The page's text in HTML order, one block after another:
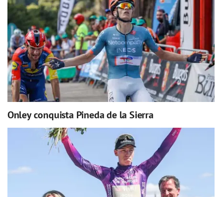
Onley conquista Pineda de la Sierra